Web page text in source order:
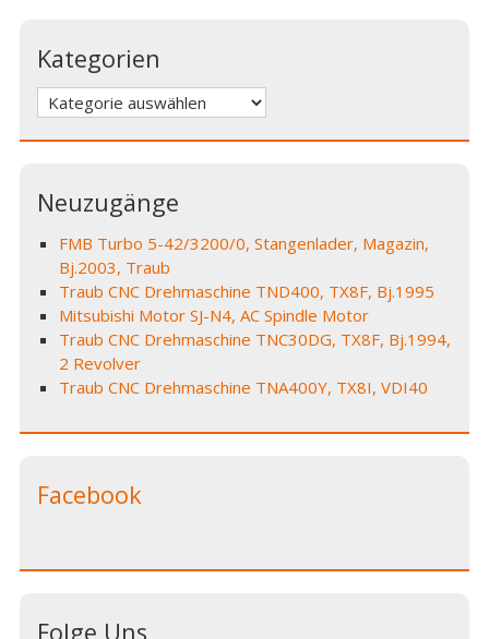
Kategorien
Kategorien
Neuzugänge
FMB Turbo 5-42/3200/0, Stangenlader, Magazin,
Bj.2003, Traub
Traub CNC Drehmaschine TND400, TX8F, Bj.1995
Mitsubishi Motor SJ-N4, AC Spindle Motor
Traub CNC Drehmaschine TNC30DG, TX8F, Bj.1994,
2 Revolver
Traub CNC Drehmaschine TNA400Y, TX8I, VDI40
Facebook
Folge Uns